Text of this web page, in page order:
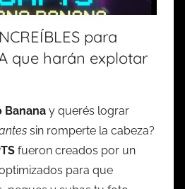
para
que harán explotar
Banana y querés lograr
sin romperte la cabeza?
fueron creados por un
para que